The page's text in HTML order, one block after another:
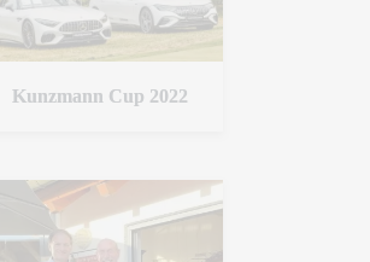
Kunzmann Cup 2022